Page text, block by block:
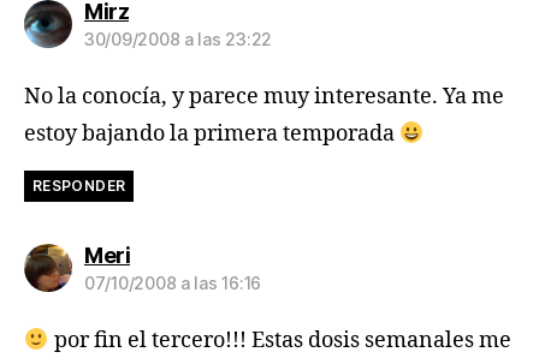
Mirzdice:
30/09/2008 a las 23:22
No la conocía, y parece muy interesante. Ya me
estoy bajando la primera temporada
RESPONDER
Meridice:
07/10/2008 a las 16:16
por fin el tercero!!! Estas dosis semanales me